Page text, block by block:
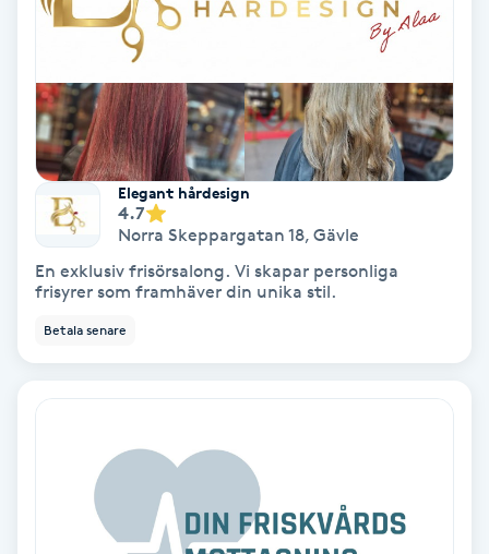
Spa-pedikyr
Spraytan
Stylist
Sugaring
Svensk massage
Svettbehandling
Taktil massage
Tandblekning
Elegant hårdesign
4.7
Norra Skeppargatan 18, Gävle
En exklusiv frisörsalong. Vi skapar personliga
frisyrer som framhäver din unika stil.
Betala senare